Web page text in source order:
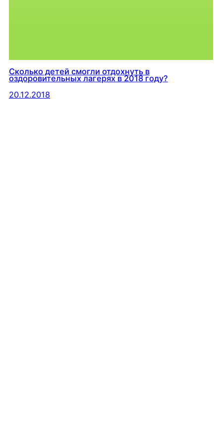
Сколько детей смогли отдохнуть в
оздоровительных лагерях в 2018 году?
20.12.2018